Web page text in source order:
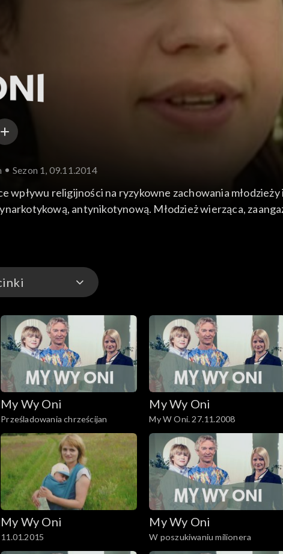
Sezon 1, 09.11.2014
wpływu religijności na ryzykowne zachowania
antynikotynową. Młodzież wierząca,
do wspólnot religijnych?
My Wy Oni
Prześladowania chrześcijan
My Wy Oni
My W Oni. 27.11.2008
My Wy Oni
11.01.2015
My Wy Oni
W poszukiwaniu milionera